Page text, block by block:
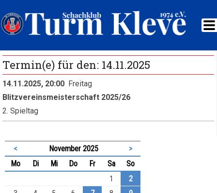
Termin(e) für den: 14.11.2025
14.11.2025, 20:00 Freitag
Blitzvereinsmeisterschaft 2025/26
2. Spieltag
< November 2025
>
Montag Dienstag
Mittwoch
Donnerstag
FreitagSamstag
Sonntag
1
2